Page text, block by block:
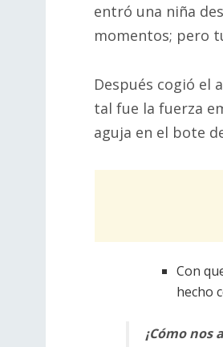
entró una niña
momentos; pero
Después cogió el
tal fue la fuerza
aguja en el bote
Con
hecho
¡Cómo nos